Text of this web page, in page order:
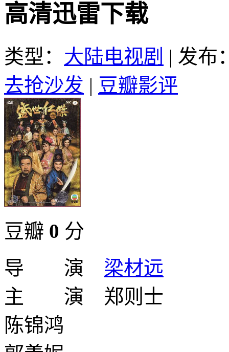
高清迅雷下载
类型： 大陆电视剧 | 发布
去抢沙发 | 豆瓣影评
豆瓣 0 分
导 演 梁材远
主 演 郑则士
陈锦鸿